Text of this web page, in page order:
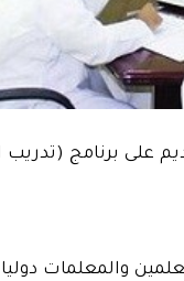
على برنامج
والمعلمات